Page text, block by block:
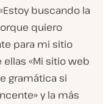
buscando la
quiero
para mi sitio
«Mi sitio web
gramática si
y la más